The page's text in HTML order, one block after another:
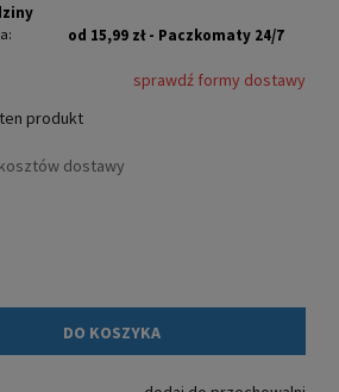
od 15,99 zł - Paczkomaty 24/7
kosztów płatności
sprawdź formy dostawy
ten produkt
dostawy
DO KOSZYKA